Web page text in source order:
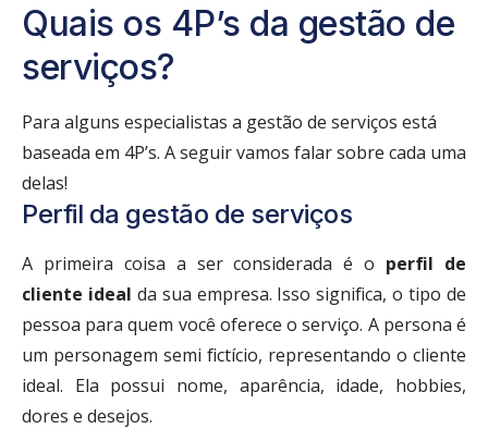
Quais os 4P’s da gestão de
serviços?
Para alguns especialistas a gestão de serviços está
baseada em 4P’s. A seguir vamos falar sobre cada uma
delas!
Perfil da gestão de serviços
A primeira coisa a ser considerada é o perfil de
cliente ideal da sua empresa. Isso significa, o tipo de
pessoa para quem você oferece o serviço. A persona é
um personagem semi fictício, representando o cliente
ideal. Ela possui nome, aparência, idade, hobbies,
dores e desejos.